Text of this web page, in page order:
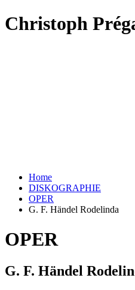
Christoph
Home
DISKOGRAPHIE
OPER
G. F. Händel Rodelinda
OPER
G. F. Händel